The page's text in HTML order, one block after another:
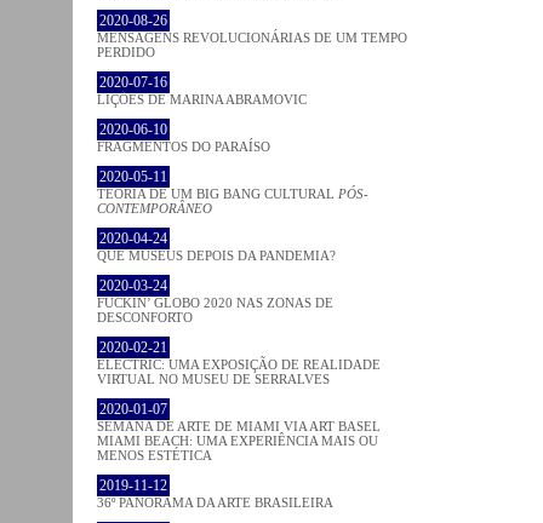
2020-08-26
MENSAGENS REVOLUCIONÁRIAS DE UM TEMPO
PERDIDO
2020-07-16
LIÇÕES DE MARINA ABRAMOVIC
2020-06-10
FRAGMENTOS DO PARAÍSO
2020-05-11
TEORIA DE UM BIG BANG CULTURAL PÓS-
CONTEMPORÂNEO
2020-04-24
QUE MUSEUS DEPOIS DA PANDEMIA?
2020-03-24
FUCKIN’ GLOBO 2020 NAS ZONAS DE
DESCONFORTO
2020-02-21
ELECTRIC: UMA EXPOSIÇÃO DE REALIDADE
VIRTUAL NO MUSEU DE SERRALVES
2020-01-07
SEMANA DE ARTE DE MIAMI VIA ART BASEL
MIAMI BEACH: UMA EXPERIÊNCIA MAIS OU
MENOS ESTÉTICA
2019-11-12
36º PANORAMA DA ARTE BRASILEIRA